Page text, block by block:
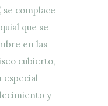
se complace
que se
en las
cubierto,
especial
y